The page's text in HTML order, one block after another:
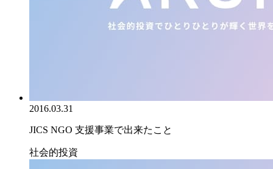
2016.03.31
JICS NGO 支援事業で出来たこと
社会的投資